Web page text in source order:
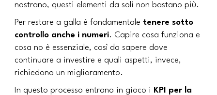
nostrano, questi elementi da soli non bastano più.
Per restare a galla è fondamentale tenere sotto
controllo anche i numeri. Capire cosa funziona e
cosa no è essenziale, così da sapere dove
continuare a investire e quali aspetti, invece,
richiedono un miglioramento.
In questo processo entrano in gioco i KPI per la